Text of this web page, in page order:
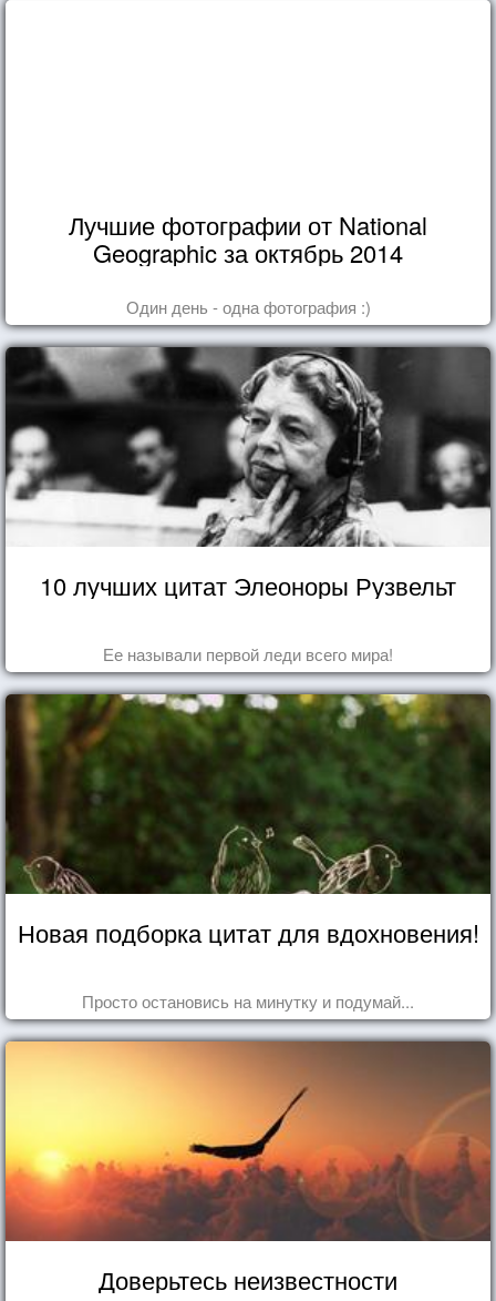
Лучшие фотографии от National
Geographic за октябрь 2014
Один день - одна фотография :)
10 лучших цитат Элеоноры Рузвельт
Ее называли первой леди всего мира!
Новая подборка цитат для вдохновения!
Просто остановись на минутку и подумай...
Доверьтесь неизвестности